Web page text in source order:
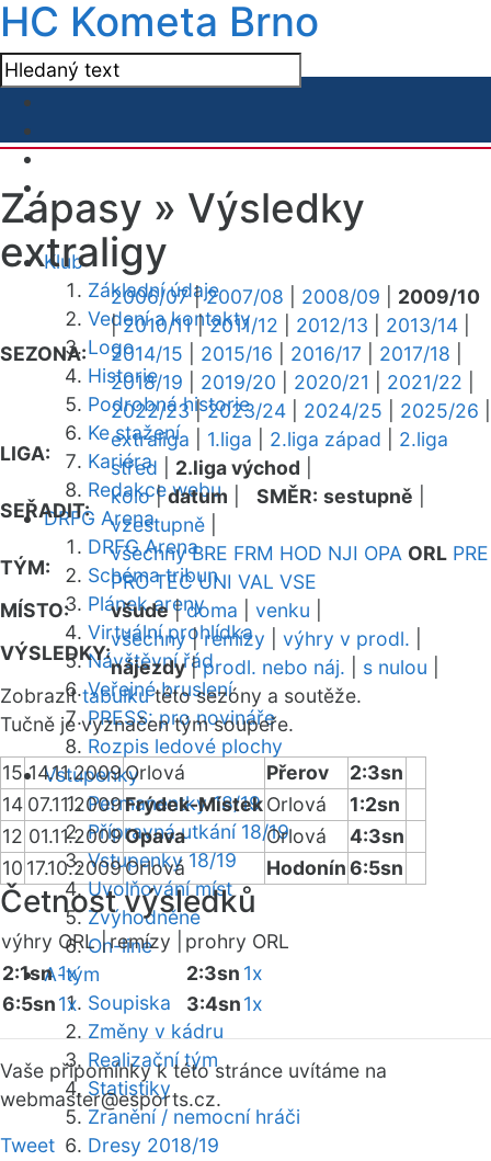
HC Kometa Brno
Klub
Základní údaje
Vedení a kontakty
Logo
Historie
Podrobná historie
Ke stažení
Kariéra
Redakce webu
DRFG Arena
DRFG Arena
Schéma tribun
Plánek areny
Virtuální prohlídka
Návštěvní řád
Veřejné bruslení
PRESS: pro novináře
Rozpis ledové plochy
Vstupenky
Permanentky 18/19
Přípravná utkání 18/19
Vstupenky 18/19
Uvolňování míst
Zvýhodněné
On-line
A-tým
Soupiska
Změny v kádru
Realizační tým
Statistiky
Zranění / nemocní hráči
Dresy 2018/19
Zápasy » Výsledky
extraligy
SEZONA:
2006/07|2007/08 2008/09
2009/10
|2010/11|2011/12 2012/13 2013/14
2014/15
2015/16 2016/17 2017/18
2018/19
2019/20 2020/21 2021/22
2022/23|2023/24 2024/25 2025/26
LIGA:
extraliga 1.liga 2.liga západ
2.liga
střed
2.liga východ
SEŘADIT:
kolo|datum SMĚR: sestupně
vzestupně
TÝM:
všechny BRE FRM HOD NJI OPA ORL PRE
PRO TEC UNI VAL VSE
MÍSTO:
všude|doma venku
VÝSLEDKY:
všechny|remízy výhry v prodl.
nájezdy|prodl. nebo náj. s nulou
Zobrazittabulkutéto sezóny a soutěže.
Tučně je vyznačen tým soupeře.
15 14.11.2009Orlová Přerov
2:3sn
14 07.11.2009Frýdek-MístekOrlová
1:2sn
12 01.11.2009Opava Orlová
4:3sn
10 17.10.2009Orlová Hodonín6:5sn
Četnost výsledků
výhry ORL |remízy |
prohry ORL
2:1sn 1x
6:5sn1x
2:3sn 1x
3:4sn1x
Vaše připomínky k této stránce uvítáme na
webmaster@esports.cz.
Tweet